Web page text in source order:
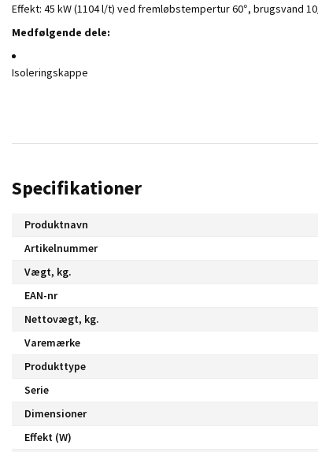
Effekt: 45 kW (1104 l/t) ved fremløbstempertur 60°, brugsvand
Medfølgende dele:
Isoleringskappe
Specifikationer
Produktnavn
Artikelnummer
Vægt, kg.
EAN-nr
Nettovægt, kg.
Varemærke
Produkttype
Serie
Dimensioner
Effekt (W)